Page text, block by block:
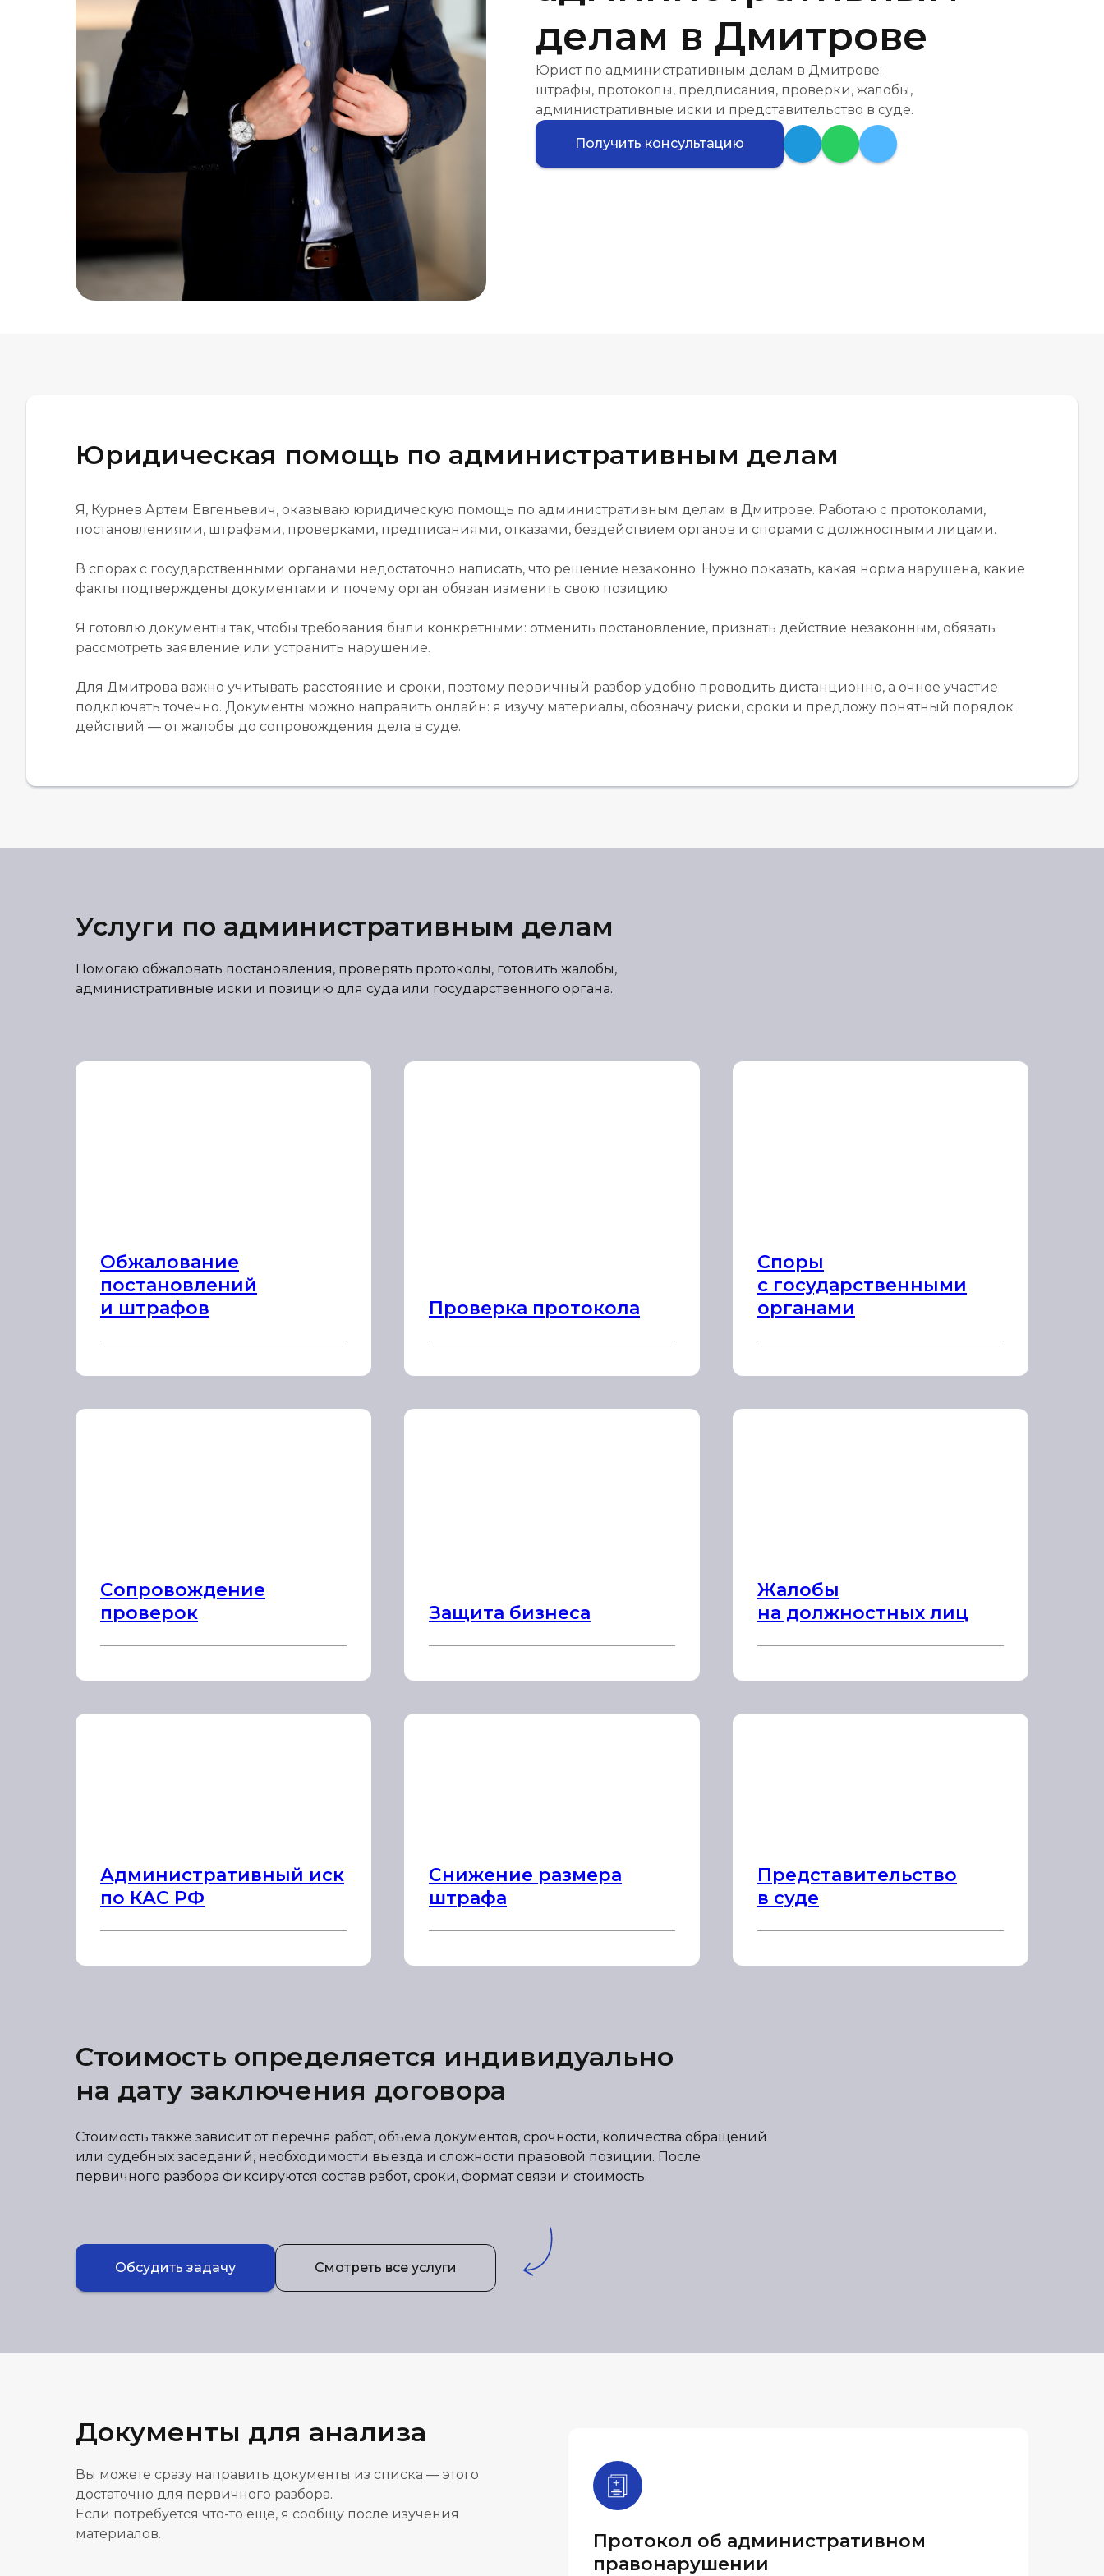
делам в Дмитрове
Юрист по административным делам в Дмитрове:
штрафы, протоколы, предписания, проверки, жалобы,
административные иски и представительство в суде.
Получить консультацию
Юридическая помощь по административным делам
Я, Курнев Артем Евгеньевич, оказываю юридическую помощь по административным делам в Дмитрове. Работаю с протоколами,
постановлениями, штрафами, проверками, предписаниями, отказами, бездействием органов и спорами с должностными лицами.
В спорах с государственными органами недостаточно написать, что решение незаконно. Нужно показать, какая норма нарушена, какие
факты подтверждены документами и почему орган обязан изменить свою позицию.
Я готовлю документы так, чтобы требования были конкретными: отменить постановление, признать действие незаконным, обязать
рассмотреть заявление или устранить нарушение.
Для Дмитрова важно учитывать расстояние и сроки, поэтому первичный разбор удобно проводить дистанционно, а очное участие
подключать точечно. Документы можно направить онлайн: я изучу материалы, обозначу риски, сроки и предложу понятный порядок
действий — от жалобы до сопровождения дела в суде.
Услуги по административным делам
Помогаю обжаловать постановления, проверять протоколы, готовить жалобы,
административные иски и позицию для суда или государственного органа.
Обжалование
постановлений
и штрафов
Проверка протокола
Споры
с государственными
органами
Сопровождение
проверок
Защита бизнеса
Жалобы
на должностных лиц
Административный иск
по КАС РФ
Снижение размера
штрафа
Представительство
в суде
Стоимость определяется индивидуально
на дату заключения договора
Стоимость также зависит от перечня работ, объема документов, срочности, количества обращений
или судебных заседаний, необходимости выезда и сложности правовой позиции. После
первичного разбора фиксируются состав работ, сроки, формат связи и стоимость.
Обсудить задачу Смотреть все услуги
Документы для анализа
Вы можете сразу направить документы из списка — этого
достаточно для первичного разбора.
Если потребуется что-то ещё, я сообщу после изучения
материалов.
Протокол об административном
правонарушении